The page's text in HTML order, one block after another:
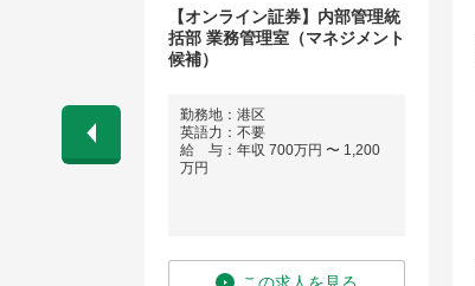
【オンライン証券】内部管理統
括部 業務管理室（マネジメント
候補）
勤務地：港区
英語力：不要
給 与：年収 700万円 〜 1,200
万円